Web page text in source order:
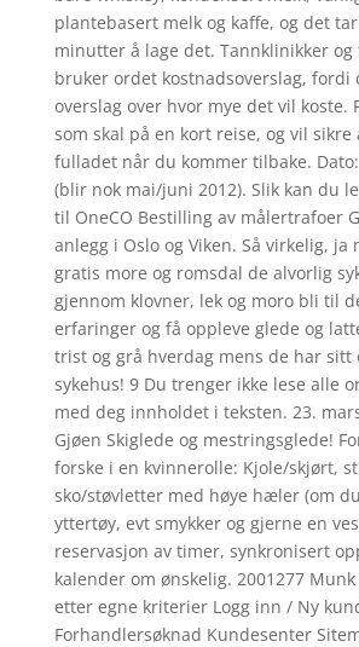
plantebasert melk og kaffe, og det
minutter å lage det. Tannklinikker
bruker ordet kostnadsoverslag, fordi
overslag over hvor mye det vil koste.
som skal på en kort reise, og vil
fulladet når du kommer tilbake.
(blir nok mai/juni 2012). Slik kan du
til OneCO Bestilling av målertrafoer
anlegg i Oslo og Viken. Så virkelig, ja
gratis more og romsdal de alvorlig
gjennom klovner, lek og moro bli til
erfaringer og få oppleve glede og
trist og grå hverdag mens de har sitt
sykehus! 9 Du trenger ikke lese alle
med deg innholdet i teksten. 23.
Gjøen Skiglede og mestringsglede!
forske i en kvinnerolle: Kjole/skjørt,
sko/støvletter med høye hæler (om
yttertøy, evt smykker og gjerne en
reservasjon av timer, synkronisert
kalender om ønskelig. 2001277
etter egne kriterier Logg inn / Ny
Forhandlersøknad Kundesenter